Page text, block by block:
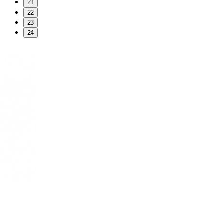
21
22
23
24